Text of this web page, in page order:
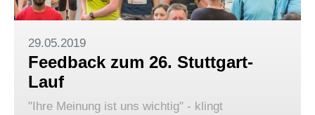
29.05.2019
Feedback zum 26. Stuttgart-
Lauf
"Ihre Meinung ist uns wichtig" - klingt